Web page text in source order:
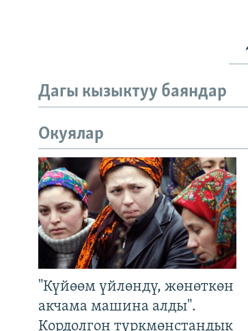
Дагы кызыктуу баяндар
Окуялар
"Күйөөм үйлөндү, жөнөткөн
акчама машина алды".
Кордолгон түркмөнстандык